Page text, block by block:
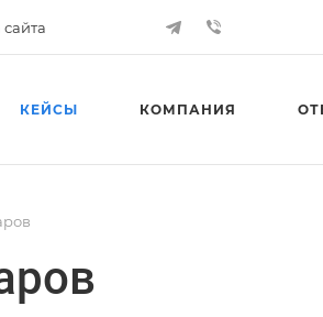
сайта
КЕЙСЫ КОМПАНИЯ